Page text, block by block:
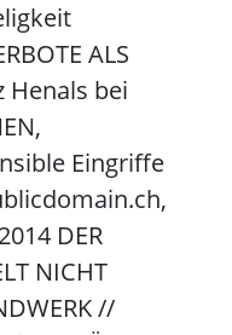
ALS
Henals bei
Eingriffe
DER
NICHT
//